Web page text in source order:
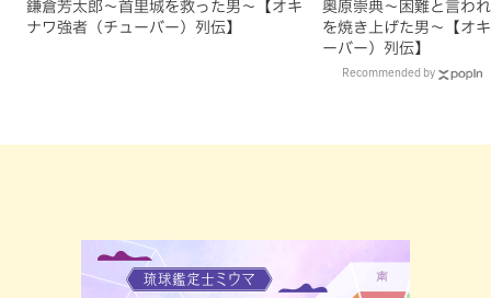
鎌倉芳太郎～首里城を救った男～【オキ
ナワ強者（チューバー）列伝】
奥原崇典～困難と言わ
を焼き上げた男～【オ
ーバー）列伝】
Recommended by